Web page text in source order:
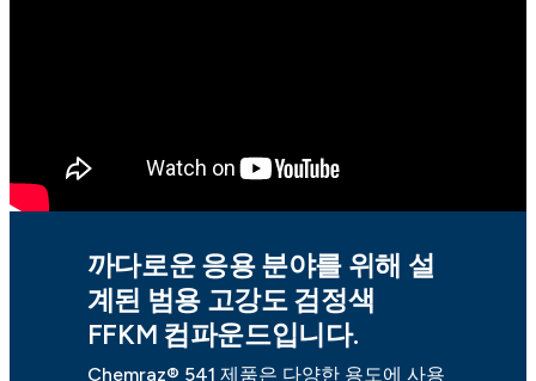
까다로운 응용 분야를 위해 설
계된 범용 고강도 검정색
FFKM 컴파운드입니다.
Chemraz® 541 제품은 다양한 용도에 사용